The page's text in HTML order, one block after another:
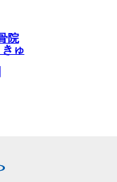
院
ゅ